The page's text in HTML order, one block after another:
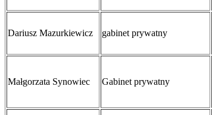
Dariusz Mazurkiewicz gabinet prywatny
Małgorzata Synowiec Gabinet prywatny